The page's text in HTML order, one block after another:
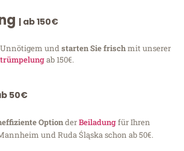
| ab 150€
undstarten Sie frischmit unserer
ab 150€.
50€
OptionderBeiladungfür Ihren
und Ruda Śląska schon ab 50€.